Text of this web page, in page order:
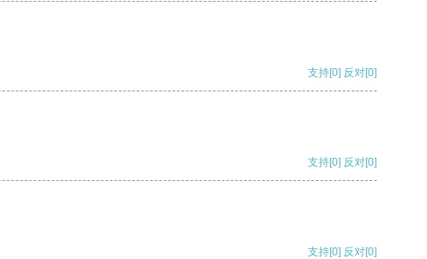
支持[0] 反对[0]
支持[0] 反对[0]
支持[0] 反对[0]